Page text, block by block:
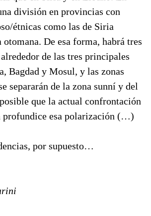
división en provincias con
étnicas como las de Siria
otomana. De esa forma, habrá tres
de las tres principales
Bagdad y Mosul, y las zonas
separarán de la zona sunní y del
que la actual confrontación
profundice esa polarización (…)
por supuesto…